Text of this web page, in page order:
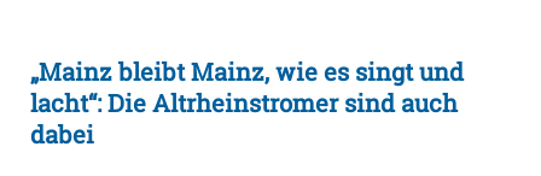
„Mainz bleibt Mainz, wie es singt und
lacht“: Die Altrheinstromer sind auch
dabei